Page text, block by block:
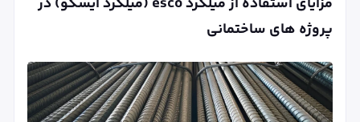
پروژه های ساختمانی